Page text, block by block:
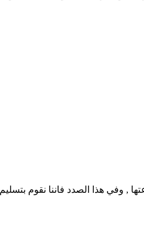
, وفي هذا الصدد فاننا نقوم بتسليم